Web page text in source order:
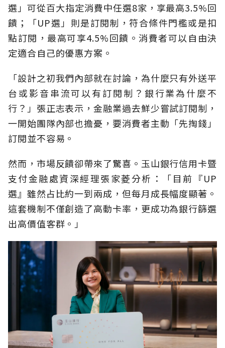
選」可從百大指定消費中任選8家，享最高3.5%回
饋；「UP選」則是訂閱制，符合條件門檻或是扣
點訂閱，最高可享4.5%回饋。消費者可以自由決
定適合自己的優惠方案。
「設計之初我們內部就在討論，為什麼只有外送平
台或影音串流可以有訂閱制？銀行業為什麼不
行？」張正志表示，金融業過去鮮少嘗試訂閱制，
一開始團隊內部也擔憂，要消費者主動「先掏錢」
訂閱並不容易。
然而，市場反饋卻帶來了驚喜。玉山銀行信用卡暨
支付金融處資深經理張家菱分析：「目前『UP
選』雖然占比約一到兩成，但每月成長幅度顯著。
這套機制不僅創造了高動卡率，更成功為銀行篩選
出高價值客群。」